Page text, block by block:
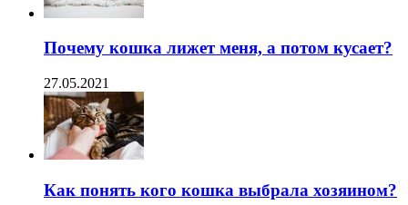
Почему кошка лижет меня, а потом кусает?
27.05.2021
Как понять кого кошка выбрала хозяином?